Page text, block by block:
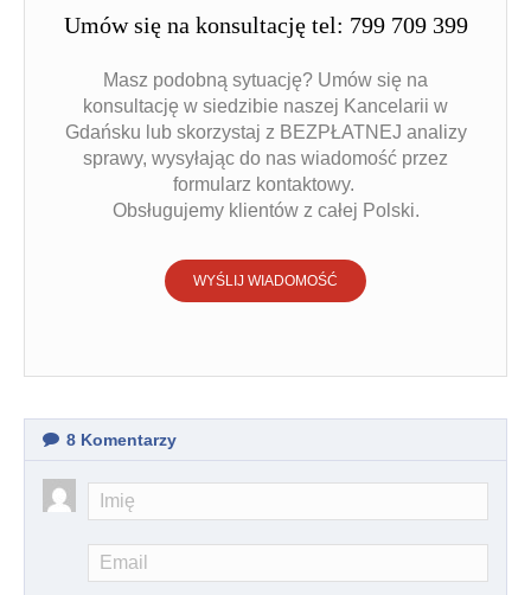
Umów się na konsultację tel: 799 709 399
Masz podobną sytuację? Umów się na
konsultację w siedzibie naszej Kancelarii w
Gdańsku lub skorzystaj z BEZPŁATNEJ analizy
sprawy, wysyłając do nas wiadomość przez
formularz kontaktowy.
Obsługujemy klientów z całej Polski.
WYŚLIJ WIADOMOŚĆ
8 Komentarzy